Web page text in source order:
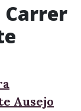
Carrer
Ausejo